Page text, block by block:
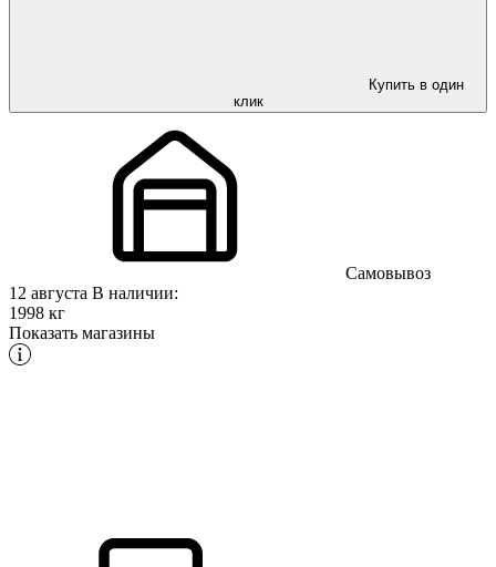
Купить в один
клик
Самовывоз
12 августа В наличии:
1998 кг
Показать магазины